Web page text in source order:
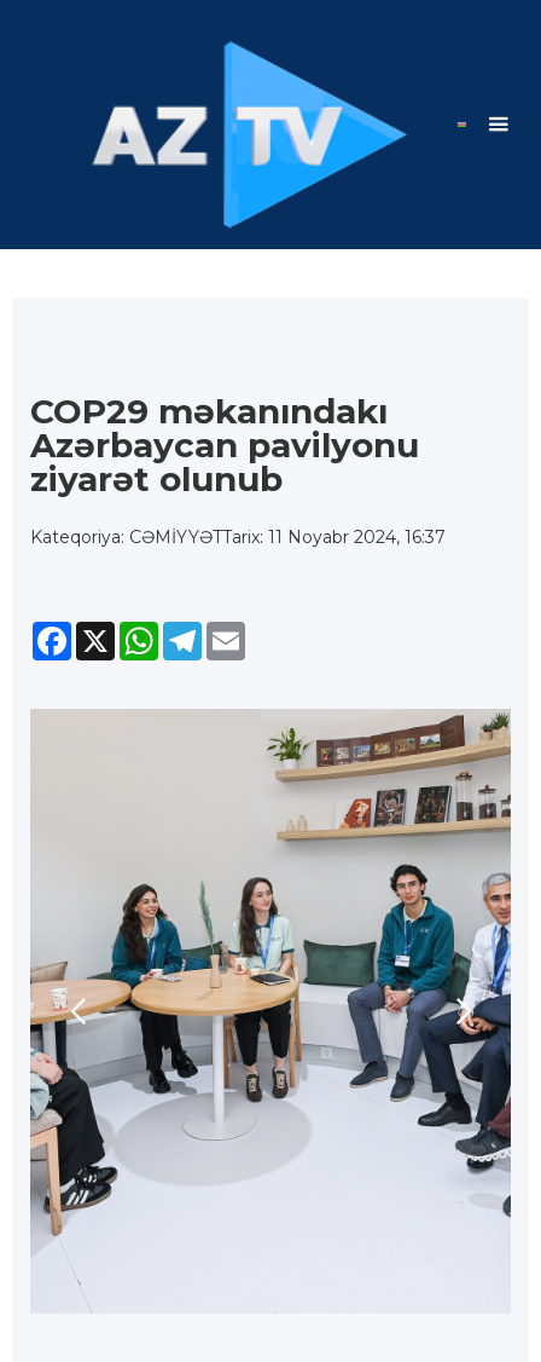
COP29 məkanındakı
Azərbaycan pavilyonu
ziyarət olunub
Kateqoriya: CƏMİYYƏTTarix: 11 Noyabr 2024, 16:37
Facebook
X WhatsApp
Telegram